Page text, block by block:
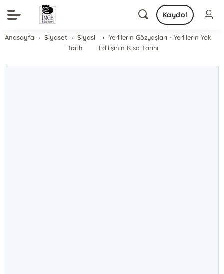
Kaydol
Anasayfa Siyaset
Siyasi
Tarih
Yerlilerin Gözyaşları - Yerlilerin Yok
Edilişinin Kısa Tarihi